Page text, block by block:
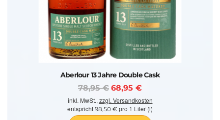
Aberlour 13 Jahre Double Cask
78,95 € 68,95 €
inkl. MwSt., zzgl. Versandkosten
entspricht 98,50 € pro 1 Liter (l)